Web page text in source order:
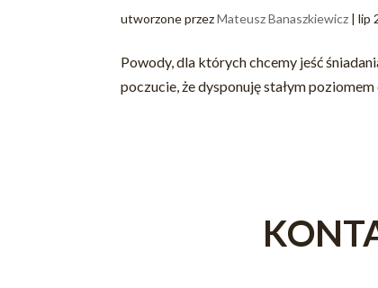
utworzone przezMateusz Banaszkiewicz |lip
Powody, dla których chcemy jeść
poczucie, że dysponuję stałym